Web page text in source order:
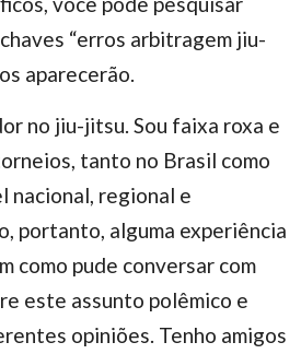
“erros arbitragem jiu-
aparecerão.
no jiu-jitsu. Sou faixa roxa e
tanto no Brasil como
nacional, regional e
portanto, alguma experiência
como pude conversar com
este assunto polêmico e
opiniões. Tenho amigos